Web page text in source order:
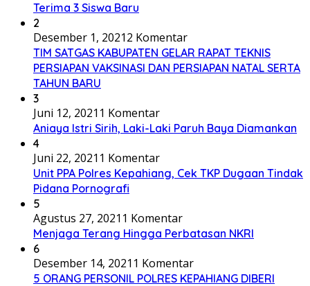
Terima 3 Siswa Baru
2
Desember 1, 20212 Komentar
TIM SATGAS KABUPATEN GELAR RAPAT TEKNIS
PERSIAPAN VAKSINASI DAN PERSIAPAN NATAL SERTA
TAHUN BARU
3
Juni 12, 2021 1 Komentar
Aniaya Istri Sirih, Laki-Laki Paruh Baya Diamankan
4
Juni 22, 2021 1 Komentar
Unit PPA Polres Kepahiang, Cek TKP Dugaan Tindak
Pidana Pornografi
5
Agustus 27, 2021 1 Komentar
Menjaga Terang Hingga Perbatasan NKRI
6
Desember 14, 2021 1 Komentar
5 ORANG PERSONIL POLRES KEPAHIANG DIBERI